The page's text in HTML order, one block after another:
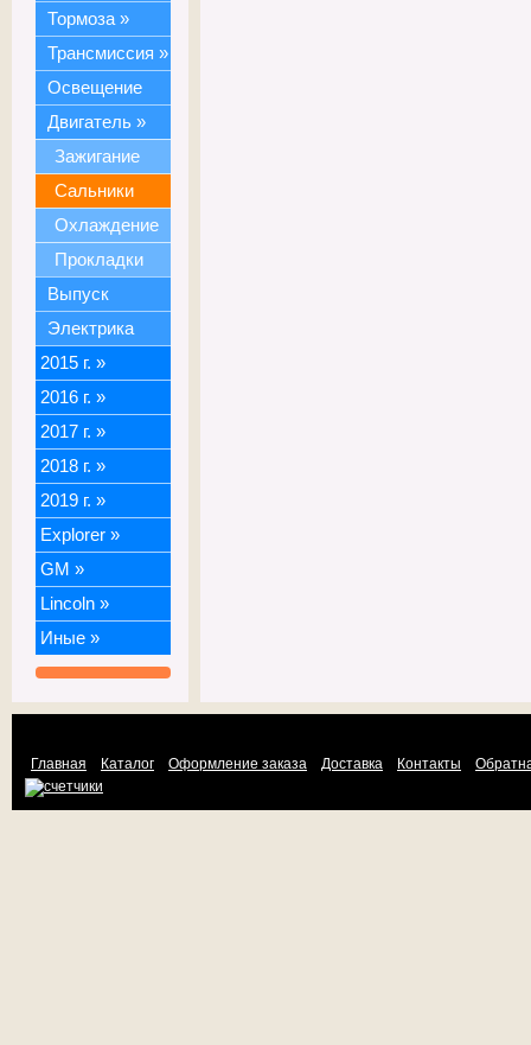
Тормоза »
Трансмиссия »
Освещение
Двигатель »
Зажигание
Сальники
Охлаждение
Прокладки
Выпуск
Электрика
2015 г. »
2016 г. »
2017 г. »
2018 г. »
2019 г. »
Explorer »
GM »
Lincoln »
Иные »
Главная Каталог Оформление заказа Доставка Контакты